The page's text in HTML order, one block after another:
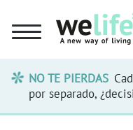
NO TE PIERDAS
por separado,